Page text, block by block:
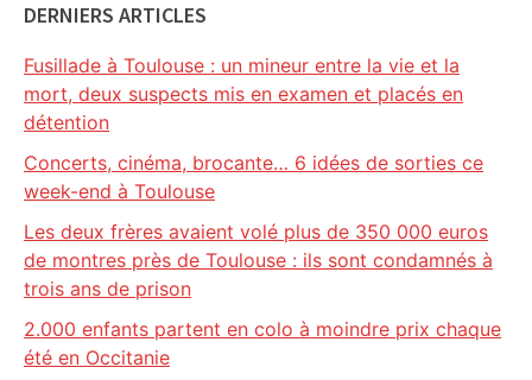
DERNIERS ARTICLES
Fusillade à Toulouse : un mineur entre la vie et la
mort, deux suspects mis en examen et placés en
détention
Concerts, cinéma, brocante… 6 idées de sorties ce
week-end à Toulouse
Les deux frères avaient volé plus de 350 000 euros
de montres près de Toulouse : ils sont condamnés à
trois ans de prison
2.000 enfants partent en colo à moindre prix chaque
été en Occitanie